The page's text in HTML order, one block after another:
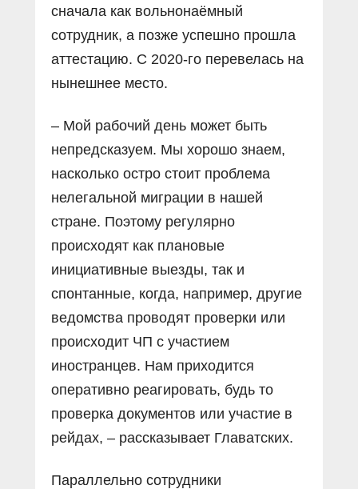
сначала как вольнонаёмный
сотрудник, а позже успешно прошла
аттестацию. С 2020-го перевелась на
нынешнее место.
– Мой рабочий день может быть
непредсказуем. Мы хорошо знаем,
насколько остро стоит проблема
нелегальной миграции в нашей
стране. Поэтому регулярно
происходят как плановые
инициативные выезды, так и
спонтанные, когда, например, другие
ведомства проводят проверки или
происходит ЧП с участием
иностранцев. Нам приходится
оперативно реагировать, будь то
проверка документов или участие в
рейдах, – рассказывает Главатских.
Параллельно сотрудники